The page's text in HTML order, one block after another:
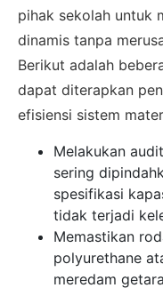
pihak sekolah untuk
dinamis tanpa
Berikut adalah
dapat diterapkan
efisiensi sistem
Melakukan
sering
spesifikasi
tidak terjadi
Memastikan
polyurethane
meredam